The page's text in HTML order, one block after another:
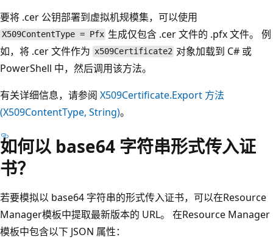
要将 .cer 公钥部署到虚拟机规模集，可以使用
X509ContentType = Pfx 生成仅包含 .cer 文件的 .pfx 文件。 例
如，将 .cer 文件作为 x509Certificate2 对象加载到 C# 或
PowerShell 中，然后调用该方法。
有关详细信息，请参阅 X509Certificate.Export 方法
(X509ContentType, String)。
如何以 base64 字符串形式传入证
书？
若要模拟以 base64 字符串的形式传入证书，可以在Resource
Manager模板中提取最新版本的 URL。 在Resource Manager
模板中包含以下 JSON 属性：